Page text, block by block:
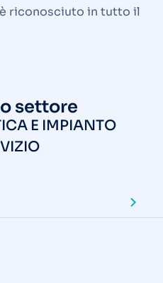
riconosciuto in tutto il
settore
E IMPIANTO